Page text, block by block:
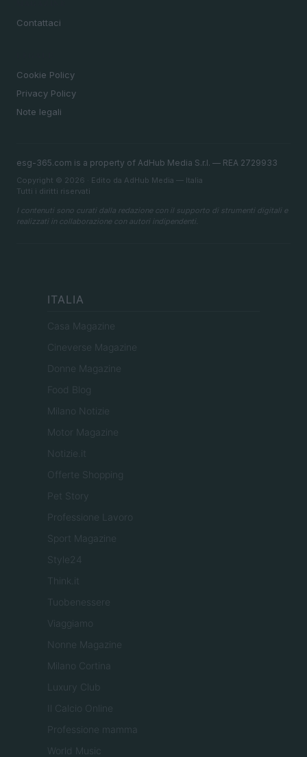
Contattaci
Cookie Policy
Privacy Policy
Note legali
esg-365.com is a property of AdHub Media S.r.l. — REA 2729933
Copyright © 2026 · Edito da AdHub Media — Italia
Tutti i diritti riservati
I contenuti sono curati dalla redazione con il supporto di strumenti digitali e
realizzati in collaborazione con autori indipendenti.
ITALIA
Casa Magazine
Cineverse Magazine
Donne Magazine
Food Blog
Milano Notizie
Motor Magazine
Notizie.it
Offerte Shopping
Pet Story
Professione Lavoro
Sport Magazine
Style24
Think.it
Tuobenessere
Viaggiamo
Nonne Magazine
Milano Cortina
Luxury Club
Il Calcio Online
Professione mamma
World Music